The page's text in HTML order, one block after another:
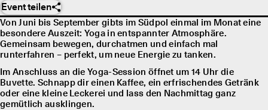
Event teilen
Von Juni bis September gibts im Südpol einmal im Monat eine
besondere Auszeit: Yoga in entspannter Atmosphäre.
Gemeinsam bewegen, durchatmen und einfach mal
runterfahren – perfekt, um neue Energie zu tanken.
Im Anschluss an die Yoga-Session öffnet um 14 Uhr die
Buvette. Schnapp dir einen Kaffee, ein erfrischendes Getränk
oder eine kleine Leckerei und lass den Nachmittag ganz
gemütlich ausklingen.